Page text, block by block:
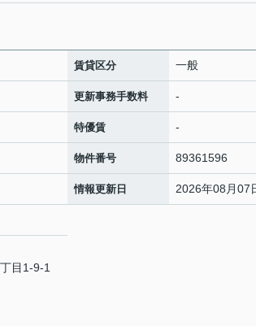
賃貸区分 一般
更新事務手数料 -
特優賃 -
物件番号 89361596
情報更新日 2026年08月07
目1-9-1